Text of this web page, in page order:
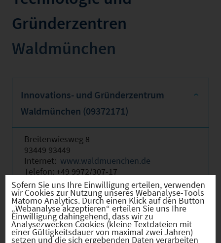
Gründerzentren
Waldmünchen
Innovations- und Gründerzentrum
Waldmünchen (09372171)
Breitenwiesweg 8
93449 93449
Internet: www.waldmuenchen.de
Telefon: +49 9972/307-17
E-Mail:thomas.vogl@waldmuenchen.de
Beschreibung
Sofern Sie uns Ihre Einwilligung erteilen, verwenden
wir Cookies zur Nutzung unseres Webanalyse-Tools
Matomo Analytics. Durch einen Klick auf den Button
„Webanalyse akzeptieren“ erteilen Sie uns Ihre
Einwilligung dahingehend, dass wir zu
Analysezwecken Cookies (kleine Textdateien mit
einer Gültigkeitsdauer von maximal zwei Jahren)
setzen und die sich ergebenden Daten verarbeiten